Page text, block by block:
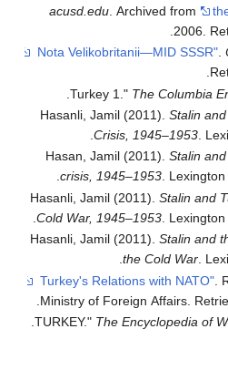
acusd.edu . Archived from
2006 .
.
.
The Columbia
Hasanli, Jamil (2011).Stalin
Crisis, 1945–1953 .
Hasan, Jamil (2011).Stalin
crisis, 1945–1953.
Hasanli, Jamil (2011).Stalin and
Cold War, 1945–1953 .
Hasanli, Jamil (2011).Stalin and
the Cold War.
.
Ministry of Foreign Affairs .
The Encyclopedia of